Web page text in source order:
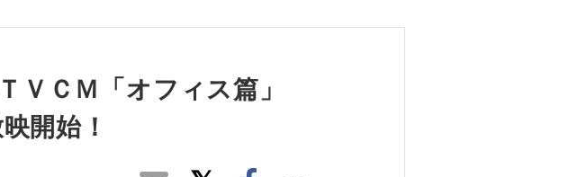
ＶＣＭ「オフィス篇」
開始！